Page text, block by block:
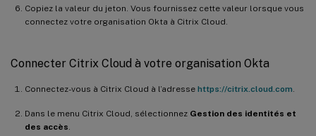
Copiez la valeur du jeton. Vous fournissez cette valeur lorsque vous
connectez votre organisation Okta à Citrix Cloud.
Connecter Citrix Cloud à votre organisation Okta
Connectez-vous à Citrix Cloud à l’adresse https://citrix.cloud.com.
Dans le menu Citrix Cloud, sélectionnez Gestion des identités et
des accès.